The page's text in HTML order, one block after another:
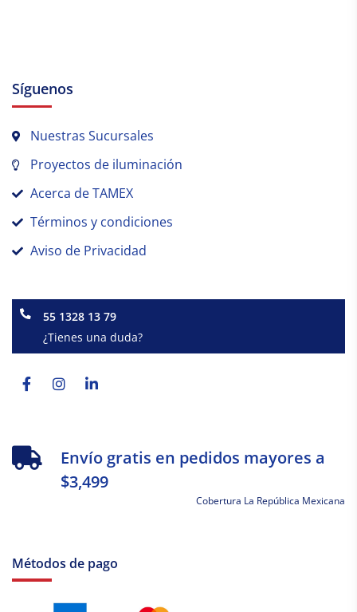
Síguenos
Nuestras Sucursales
Proyectos de iluminación
Acerca de TAMEX
Términos y condiciones
Aviso de Privacidad
55 1328 13 79
¿Tienes una duda?
f
Envío gratis en pedidos mayores a
$3,499
Cobertura La República Mexicana
Métodos de pago